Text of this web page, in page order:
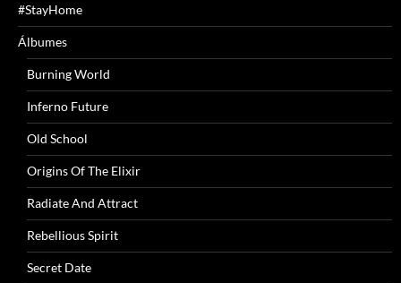
#StayHome
Álbumes
Burning World
Inferno Future
Old School
Origins Of The Elixir
Radiate And Attract
Rebellious Spirit
Secret Date